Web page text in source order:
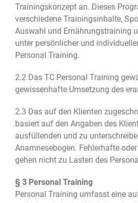
Trainingskonzept an. Dieses
verschiedene Trainingsinhalte,
Auswahl und Ernährungstraining
unter persönlicher und
Personal Training.
2.2 Das TC Personal Training
gewissenhafte Umsetzung des
2.3 Das auf den Klienten
basiert auf den Angaben des
ausfüllenden und zu
Anamnesebogen. Fehlerhafte
gehen nicht zu Lasten des
§ 3 Personal Training
Personal Training umfasst eine